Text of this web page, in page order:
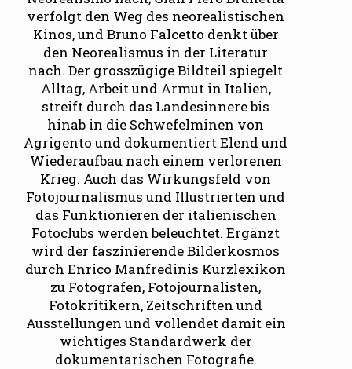
verfolgt den Weg des neorealistischen
Kinos, und Bruno Falcetto denkt über
den Neorealismus in der Litera­tur
nach. Der grosszügige Bildteil spiegelt
Alltag, Arbeit und Armut in Italien,
streift durch das Landesinnere bis
hinab in die Schwefelminen von
Agrigento und dokumentiert Elend und
Wiederaufbau nach einem verlorenen
Krieg. Auch das Wirkungsfeld von
Fotojournalismus und Illustrierten und
das Funktionieren der italienischen
Fotoclubs werden beleuchtet. Ergänzt
wird der faszinierende Bilderkosmos
durch Enrico Manfredinis Kurzlexikon
zu Fotografen, Fotojournalisten,
Fotokritikern, Zeit­schriften und
Ausstellungen und vollendet damit ein
wichtiges Standardwerk der
dokumentarischen Fotografie.